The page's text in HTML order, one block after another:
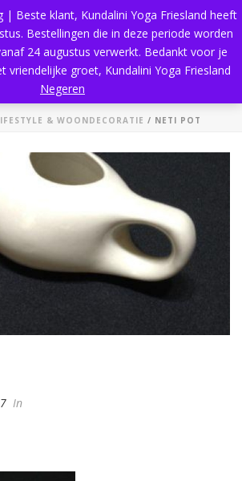
& WOONDECORATIE / NETI POT
In
| Beste klant, Kundalini Yoga Friesland heeft
Bestellingen die in deze periode worden
24 augustus verwerkt. Bedankt voor je
vriendelijke groet, Kundalini Yoga Friesland
Negeren